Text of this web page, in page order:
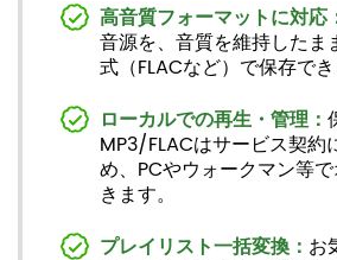
高音質フォーマットに対応
音源を、音質を維持したま
式（FLACなど）で保存でき
ローカルでの再生・管理：
MP3/FLACはサービス契約
め、PCやウォークマン等
きます。
プレイリスト一括変換： お